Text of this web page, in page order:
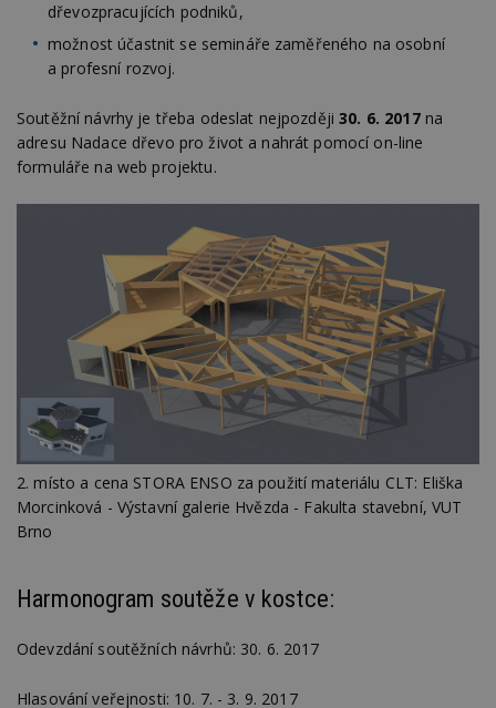
dřevozpracujících podniků,
možnost účastnit se semináře zaměřeného na osobní
a profesní rozvoj.
Soutěžní návrhy je třeba odeslat nejpozději30. 6. 2017na
adresu Nadace dřevo pro život a nahrát pomocí on-line
formuláře na web projektu.
2. místo a cena STORA ENSO za použití materiálu CLT: Eliška
Morcinková - Výstavní galerie Hvězda - Fakulta stavební, VUT
Brno
Harmonogram soutěže v kostce:
Odevzdání soutěžních návrhů: 30. 6. 2017
Hlasování veřejnosti: 10. 7. - 3. 9. 2017